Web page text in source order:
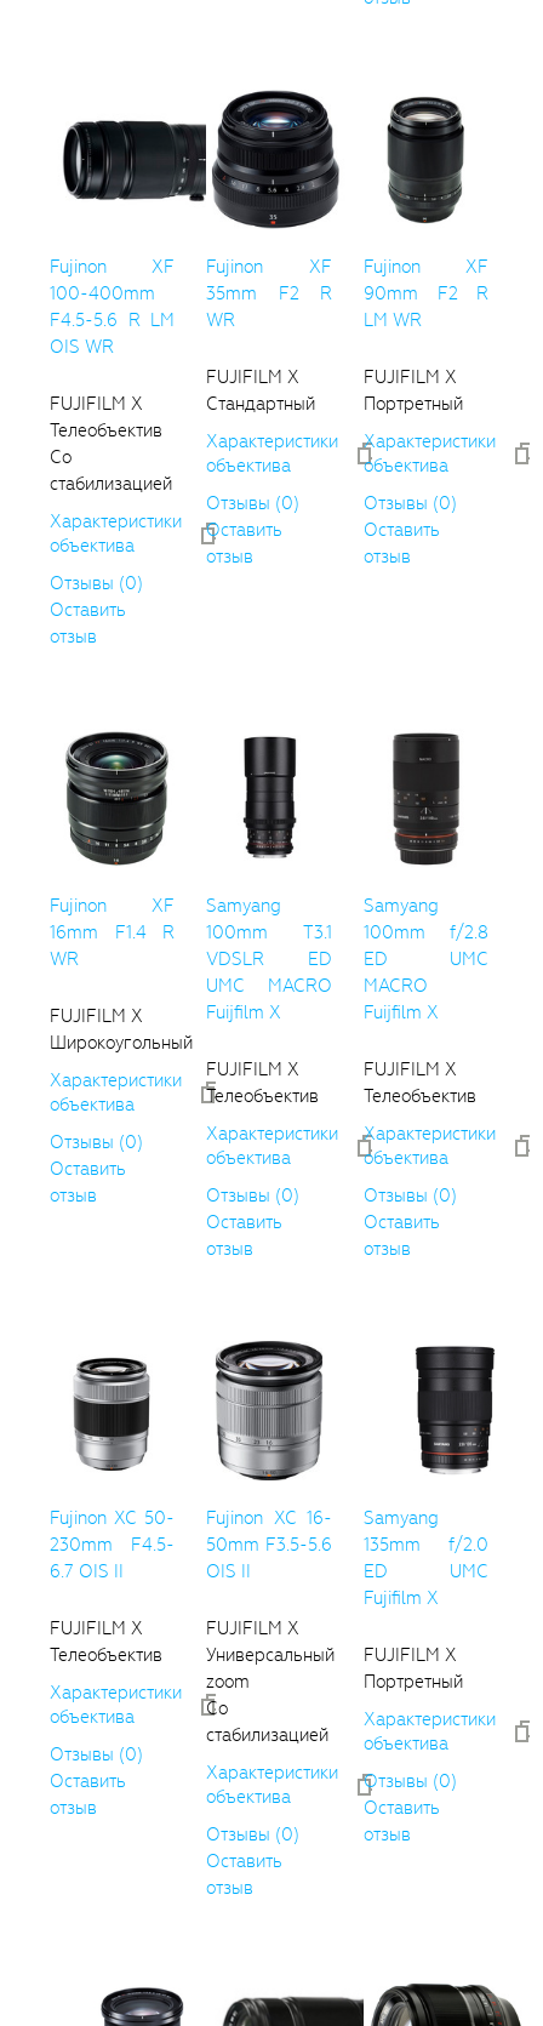
Fujinon XF
100-400mm
F4.5-5.6 R LM
OIS WR
FUJIFILM X
Телеобъектив
Со
стабилизацией
Характеристики
объектива
Отзывы (0)
Оставить
отзыв
Fujinon XF
35mm F2 R
WR
FUJIFILM X
Стандартный
Характеристики
объектива
Отзывы (0)
Оставить
отзыв
Fujinon XF
90mm F2 R
LM WR
FUJIFILM X
Портретный
Характеристики
объектива
Отзывы (0)
Оставить
отзыв
Fujinon XF
16mm F1.4 R
WR
FUJIFILM X
Широкоугольный
Характеристики
объектива
Отзывы (0)
Оставить
отзыв
Samyang
100mm T3.1
VDSLR ED
UMC MACRO
Fuijfilm X
FUJIFILM X
Телеобъектив
Характеристики
объектива
Отзывы (0)
Оставить
отзыв
Samyang
100mm f/2.8
ED UMC
MACRO
Fuijfilm X
FUJIFILM X
Телеобъектив
Характеристики
объектива
Отзывы (0)
Оставить
отзыв
Fujinon XC 50-
230mm F4.5-
6.7 OIS II
FUJIFILM X
Телеобъектив
Характеристики
объектива
Отзывы (0)
Оставить
отзыв
Fujinon XC 16-
50mm F3.5-5.6
OIS II
FUJIFILM X
Универсальный
zoom
Со
стабилизацией
Характеристики
объектива
Отзывы (0)
Оставить
отзыв
Samyang
135mm f/2.0
ED UMC
Fujifilm X
FUJIFILM X
Портретный
Характеристики
объектива
Отзывы (0)
Оставить
отзыв